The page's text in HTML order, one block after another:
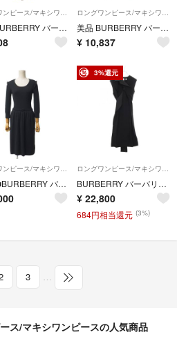
美品 BURBERRY バーバリーズ バーバリー ヴィンテージ フラワープリント M ブラック イエロー レディース 古着 中古 USED 美品 BURBERRY バーバリー シルク×ウール ショートスリーブ フレアワンピース サイズ36 ブラック レディース 古着 中古 USED
¥ 10,837
ロングワンピース/マキシワンピース
■美品■BURBERRY バーバリー ワンピース サイズ38 カシミヤ混 ベルテッド タイトワンピース 長袖 ブランド古着【中古】20260114/RA7248
3%還元
ロングワンピース/マキシワンピース
BURBERRY バーバリー ワンピース
¥ 22,800
684円相当還元 (3%)
3 …
ス/マキシワンピースの人気商品